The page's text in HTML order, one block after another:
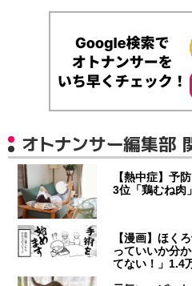
オトナンサー編集部
【熱中症】予
3位「鶏むね肉
【漫画】ほく
っていいか分
てない！」1.4